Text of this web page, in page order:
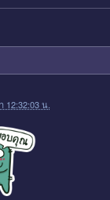
12:32:03 น.